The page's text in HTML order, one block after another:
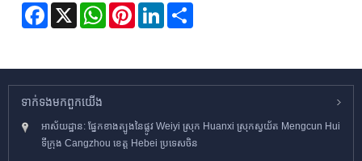
Facebook
X WhatsAppPinterestLinkedIn
ទាក់ទង​មក​ពួក​យើង
អាស័យដ្ឋាន: ផ្នែកខាងត្បូងនៃផ្លូវ Weiyi ស្រុក Huanxi ស្រុកស្វយ័ត Mengcun Hui
ទីក្រុង Cangzhou ខេត្ត Hebei ប្រទេសចិន